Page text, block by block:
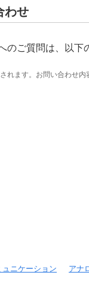
わせ
のご質問は、以
れます。お問い合わせ
ュニケーション アナ